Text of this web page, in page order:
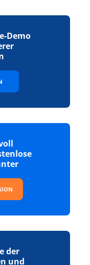
Demo
der
und